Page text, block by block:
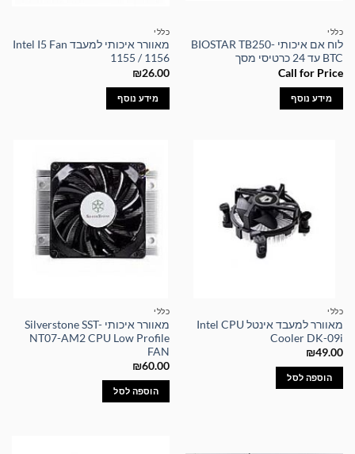
כללי
לוח אם איכותי BIOSTAR TB250-
BTC עד 24 כרטיסי מסך
Call for Price
מידע נוסף
כללי
מאוורר איכותי למעבד Intel I5 Fan
1155 / 1156
₪26.00
מידע נוסף
כללי
מאוורר למעבד אינטל Intel CPU
Cooler DK-09i
₪49.00
הוספה לסל
כללי
מאוורר איכותי Silverstone SST-
NT07-AM2 CPU Low Profile
FAN
₪60.00
הוספה לסל